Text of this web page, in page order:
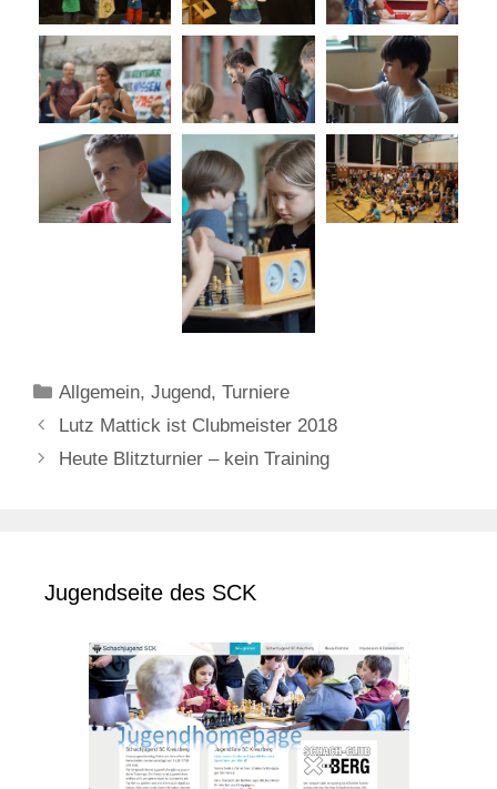
Kategorien
Allgemein,Jugend,Turniere
Lutz Mattick ist Clubmeister 2018
Heute Blitzturnier – kein Training
Jugendseite des SCK